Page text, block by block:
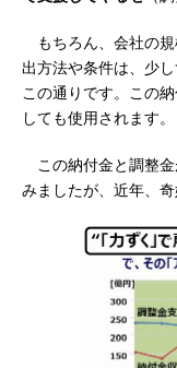
もちろん、会社の規
出方法や条件は、少
この通りです。この
しても使用されます。
この納付金と調整金
みましたが、近年、